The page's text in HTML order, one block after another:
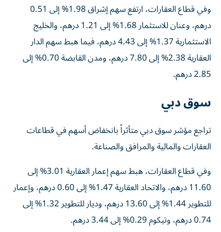
وفي قطاع العقارات، ارتفع سهم إشراق 1.98% إلى 0.51
درهم، وعنان للاستثمار 1.68% إلى 1.21 درهم، والخليج
الاستثمارية 1.37% إلى 4.43 درهم، فيما هبط سهم الدار
العقارية 2.38% إلى 7.80 درهم، ومدن القابضة 0.70% إلى
2.85 درهم.
سوق دبي
تراجع مؤشر سوق دبي متأثراً بانخفاض أسهم في قطاعات
العقارات والمالية والمرافق والصناعة.
وفي قطاع العقارات، هبط سهم إعمار العقارية 3.01% إلى
11.60 درهم، والاتحاد العقارية 1.47% إلى 0.60 درهم، وإعمار
للتطوير 1.44% إلى 13.60 درهم، وديار للتطوير 1.32% إلى
0.74 درهم، وتيكوم 0.29% إلى 3.44 درهم.